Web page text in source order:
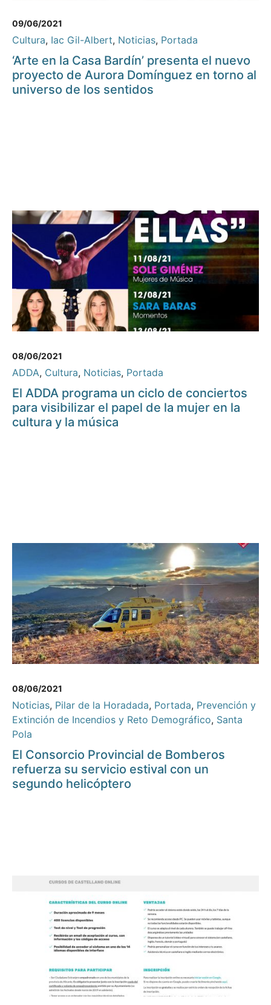
09/06/2021
Cultura, Iac Gil-Albert, Noticias, Portada
‘Arte en la Casa Bardín’ presenta el nuevo
proyecto de Aurora Domínguez en torno al
universo de los sentidos
08/06/2021
ADDA, Cultura, Noticias, Portada
El ADDA programa un ciclo de conciertos
para visibilizar el papel de la mujer en la
cultura y la música
08/06/2021
Noticias, Pilar de la Horadada, Portada, Prevención y
Extinción de Incendios y Reto Demográfico, Santa
Pola
El Consorcio Provincial de Bomberos
refuerza su servicio estival con un
segundo helicóptero